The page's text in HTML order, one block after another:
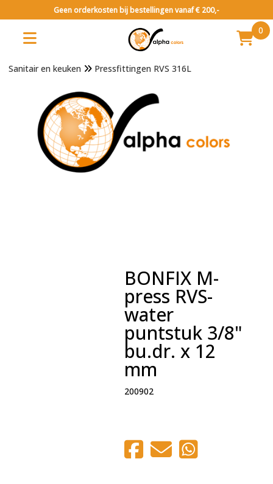
Geen orderkosten bij bestellingen vanaf € 200,-
0
Sanitair en keuken Pressfittingen RVS 316L
BONFIX M-
press RVS-
water
puntstuk 3/8"
bu.dr. x 12
mm
200902